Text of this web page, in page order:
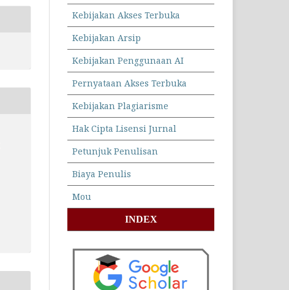
Kebijakan Akses Terbuka
Kebijakan Arsip
Kebijakan Penggunaan AI
Pernyataan Akses Terbuka
Kebijakan Plagiarisme
Hak Cipta Lisensi Jurnal
Petunjuk Penulisan
Biaya Penulis
Mou
INDEX